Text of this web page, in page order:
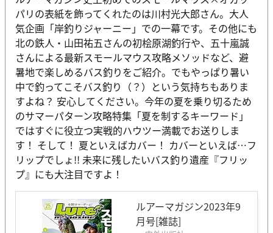
パリの表紙を飾ってくれたのは川村光大郎さん。大人
気企画「岸釣りジャーニー」での一幕です。その他にも
北の鉄人・山田祐五さんの初桧原湖釣行や、五十嵐誠
さんによる最新スモールマウス攻略メソッドなど、避
暑地で楽しめるバス釣りをご紹介。でもやっぱり暑い
中で釣ってこそバス釣り（？）という気持ちもありま
すよね？ 安心してください。今年の夏を乗り切るため
のサマーパターン攻略特集「夏を制するキーワード」
ではすぐに役立つ実戦的ハウツー満載でお送りしま
す！ そして！ 夏といえばカバー！ カバーといえば…フ
リップでしょ!! 未来に残したいバス釣り遺産『フリッ
プ』にも大注目ですよ！
ルアーマガジン2023年9
月号[雑誌]